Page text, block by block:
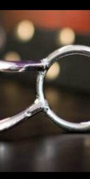
Inhalt
springen